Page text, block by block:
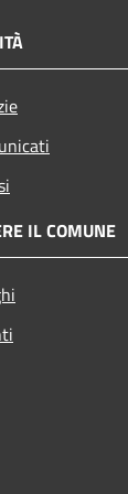
IL COMUNE